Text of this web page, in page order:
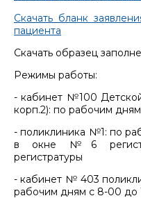
Скачать бланк
пациента
Скачать образец
Режимы работы:
- кабинет №100
корп.2): по рабочим
- поликлиника №1: по
в окне №6
регистратуры
- кабинет № 403
рабочим дням с 8-00 до